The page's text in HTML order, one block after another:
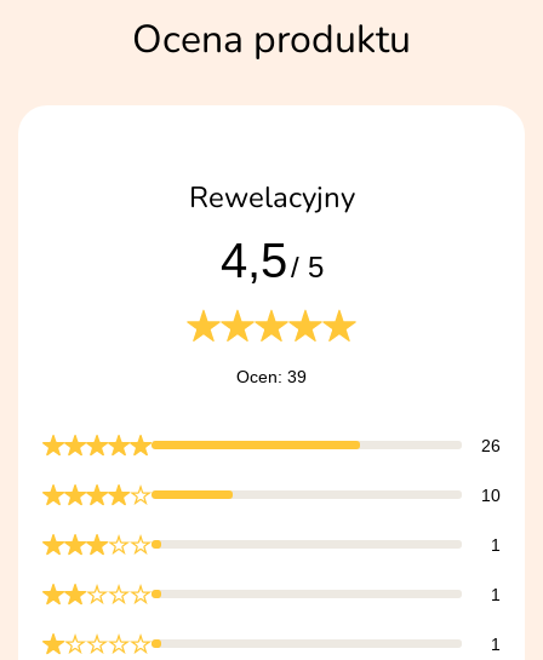
Ocena produktu
Rewelacyjny
4,5/ 5
Ocen: 39
26
10
1
1
1